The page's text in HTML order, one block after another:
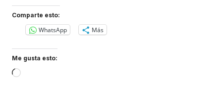
Comparte esto:
WhatsApp Más
Me gusta esto:
Loading…